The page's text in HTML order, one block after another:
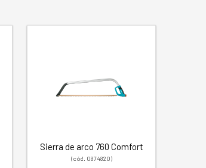
Sierra de arco 760 Comfort
(cód. 0874820)